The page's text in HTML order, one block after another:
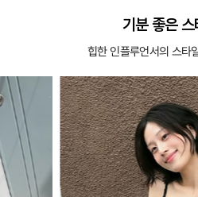
기분 좋은
힙한 인플루언서의 스타